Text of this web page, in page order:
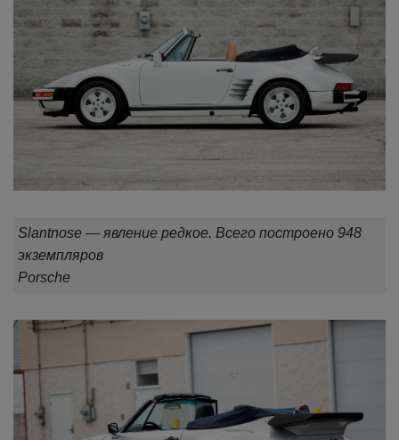
Slantnose — явление редкое. Всего построено 948
экземпляров
Porsche